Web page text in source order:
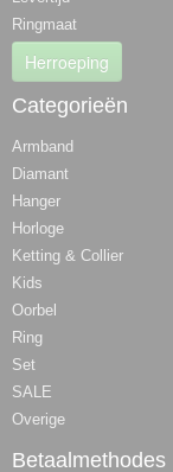
Ringmaat
Herroeping
Categorieën
Armband
Diamant
Hanger
Horloge
Ketting & Collier
Kids
Oorbel
Ring
Set
SALE
Overige
Betaalmethodes